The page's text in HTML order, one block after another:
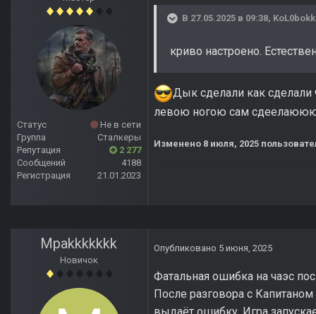
Статус
Не в сети
Группа
Сталкеры
Репутация
2 277
Сообщений
4188
Регистрация
21.01.2023
В 27.05.2025 в 09:38, KoL0bokk
криво настроено.
Дык сделали как сделали
левою ногою сам
Изменено 8 июля, 2025
Mpakkkkkkk
Новичок
Опубликовано 5 июня, 2025
Фатальная ошибка на чаэс
После разговора с